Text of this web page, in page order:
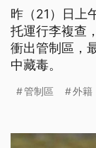
昨（21）日上
托運行李複查
衝出管制區，
中藏毒。
管制區 外籍